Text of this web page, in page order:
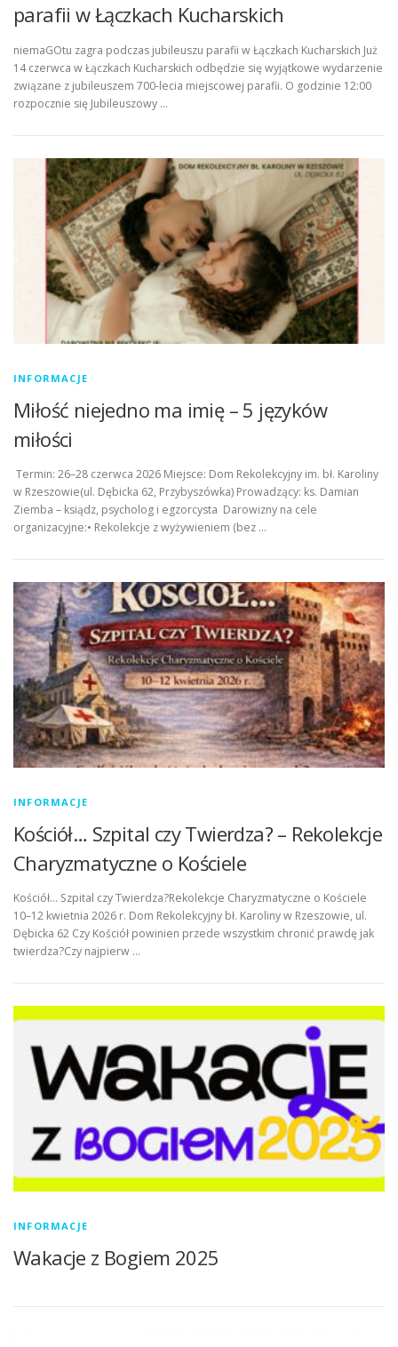
parafii w Łączkach Kucharskich
niemaGOtu zagra podczas jubileuszu parafii w Łączkach Kucharskich Już
14 czerwca w Łączkach Kucharskich odbędzie się wyjątkowe wydarzenie
związane z jubileuszem 700-lecia miejscowej parafii. O godzinie 12:00
rozpocznie się Jubileuszowy …
INFORMACJE
Miłość niejedno ma imię – 5 języków
miłości
Termin: 26–28 czerwca 2026 Miejsce: Dom Rekolekcyjny im. bł. Karoliny
w Rzeszowie(ul. Dębicka 62, Przybyszówka) Prowadzący: ks. Damian
Ziemba – ksiądz, psycholog i egzorcysta Darowizny na cele
organizacyjne:• Rekolekcje z wyżywieniem (bez …
INFORMACJE
Kościół… Szpital czy Twierdza? – Rekolekcje
Charyzmatyczne o Kościele
Kościół… Szpital czy Twierdza?Rekolekcje Charyzmatyczne o Kościele
10–12 kwietnia 2026 r. Dom Rekolekcyjny bł. Karoliny w Rzeszowie, ul.
Dębicka 62 Czy Kościół powinien przede wszystkim chronić prawdę jak
twierdza?Czy najpierw …
INFORMACJE
Wakacje z Bogiem 2025